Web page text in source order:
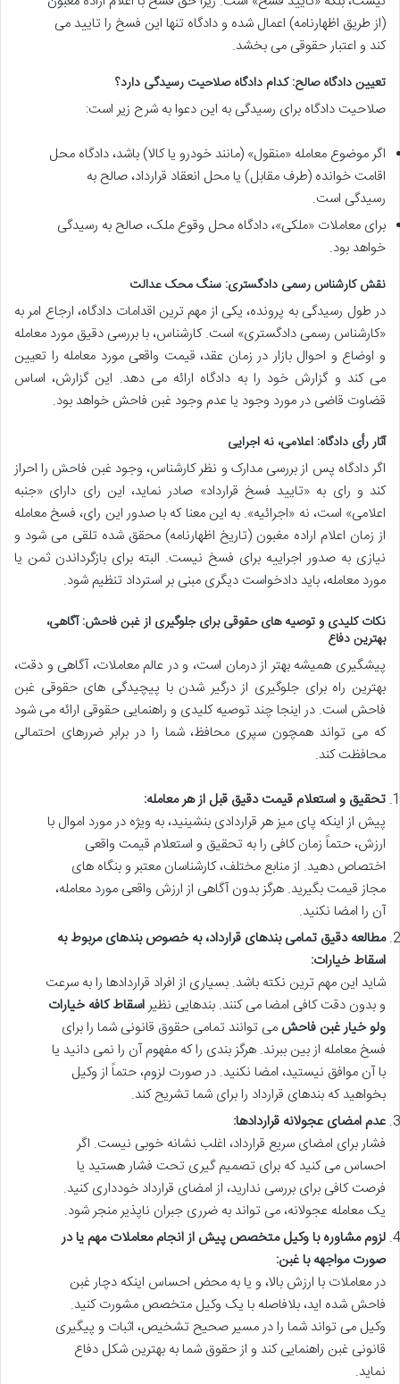
(از طریق اظهارنامه) اعمال شده و دادگاه تنها این فسخ را تایید می
کند و اعتبار حقوقی می بخشد.
تعیین دادگاه صالح: کدام دادگاه صلاحیت رسیدگی دارد؟
صلاحیت دادگاه برای رسیدگی به این دعوا به شرح زیر است:
اگر موضوع معامله «منقول» (مانند خودرو یا کالا) باشد، دادگاه محل
اقامت خوانده (طرف مقابل) یا محل انعقاد قرارداد، صالح به
رسیدگی است.
برای معاملات «ملکی»، دادگاه محل وقوع ملک، صالح به رسیدگی
خواهد بود.
نقش کارشناس رسمی دادگستری: سنگ محک عدالت
در طول رسیدگی به پرونده، یکی از مهم ترین اقدامات دادگاه، ارجاع امر به
«کارشناس رسمی دادگستری» است. کارشناس، با بررسی دقیق مورد معامله
و اوضاع و احوال بازار در زمان عقد، قیمت واقعی مورد معامله را تعیین
می کند و گزارش خود را به دادگاه ارائه می دهد. این گزارش، اساس
قضاوت قاضی در مورد وجود یا عدم وجود غبن فاحش خواهد بود.
آثار رأی دادگاه: اعلامی، نه اجرایی
اگر دادگاه پس از بررسی مدارک و نظر کارشناس، وجود غبن فاحش را احراز
کند و رای به «تایید فسخ قرارداد» صادر نماید، این رای دارای «جنبه
اعلامی» است، نه «اجرائیه». به این معنا که با صدور این رای، فسخ معامله
از زمان اعلام اراده مغبون (تاریخ اظهارنامه) محقق شده تلقی می شود و
نیازی به صدور اجراییه برای فسخ نیست. البته برای بازگرداندن ثمن یا
مورد معامله، باید دادخواست دیگری مبنی بر استرداد تنظیم شود.
نکات کلیدی و توصیه های حقوقی برای جلوگیری از غبن فاحش: آگاهی،
بهترین دفاع
پیشگیری همیشه بهتر از درمان است، و در عالم معاملات، آگاهی و دقت،
بهترین راه برای جلوگیری از درگیر شدن با پیچیدگی های حقوقی غبن
فاحش است. در اینجا چند توصیه کلیدی و راهنمایی حقوقی ارائه می شود
که می تواند همچون سپری محافظ، شما را در برابر ضررهای احتمالی
محافظت کند.
تحقیق و استعلام قیمت دقیق قبل از هر معامله:
پیش از اینکه پای میز هر قراردادی بنشینید، به ویژه در مورد اموال با
ارزش، حتماً زمان کافی را به تحقیق و استعلام قیمت واقعی
اختصاص دهید. از منابع مختلف، کارشناسان معتبر و بنگاه های
مجاز قیمت بگیرید. هرگز بدون آگاهی از ارزش واقعی مورد معامله،
آن را امضا نکنید.
مطالعه دقیق تمامی بندهای قرارداد، به خصوص بندهای مربوط به
اسقاط خیارات:
شاید این مهم ترین نکته باشد. بسیاری از افراد قراردادها را به سرعت
و بدون دقت کافی امضا می کنند. بندهایی نظیر اسقاط کافه خیارات
ولو خیار غبن فاحش می توانند تمامی حقوق قانونی شما را برای
فسخ معامله از بین ببرند. هرگز بندی را که مفهوم آن را نمی دانید یا
با آن موافق نیستید، امضا نکنید. در صورت لزوم، حتماً از وکیل
بخواهید که بندهای قرارداد را برای شما تشریح کند.
عدم امضای عجولانه قراردادها:
فشار برای امضای سریع قرارداد، اغلب نشانه خوبی نیست. اگر
احساس می کنید که برای تصمیم گیری تحت فشار هستید یا
فرصت کافی برای بررسی ندارید، از امضای قرارداد خودداری کنید.
یک معامله عجولانه، می تواند به ضرری جبران ناپذیر منجر شود.
لزوم مشاوره با وکیل متخصص پیش از انجام معاملات مهم یا در
صورت مواجهه با غبن:
در معاملات با ارزش بالا، و یا به محض احساس اینکه دچار غبن
فاحش شده اید، بلافاصله با یک وکیل متخصص مشورت کنید.
وکیل می تواند شما را در مسیر صحیح تشخیص، اثبات و پیگیری
قانونی غبن راهنمایی کند و از حقوق شما به بهترین شکل دفاع
نماید.